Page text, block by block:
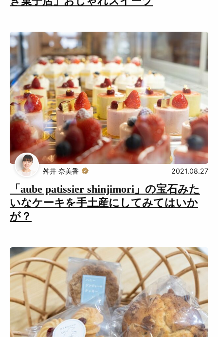
「aube patissier shinjimori」の宝石みた
いなケーキを手土産にしてみてはいか
が？
舛井 奈美香 2021.08.27